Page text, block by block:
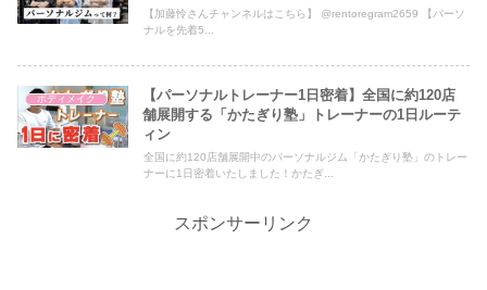
【加藤怜さんチャンネルはこちら】 @rentoregram2659 【パーソ
ナルを先着5...
ボディメイク
【パーソナルトレーナー1日密着】全国に約120店
舗展開する「かたぎり塾」トレーナーの1日ルーテ
ィン
全国に約120店舗展開中のパーソナルジム「かたぎり塾」のトレー
ナーに1日密着いたしました！かたぎ...
スポンサーリンク